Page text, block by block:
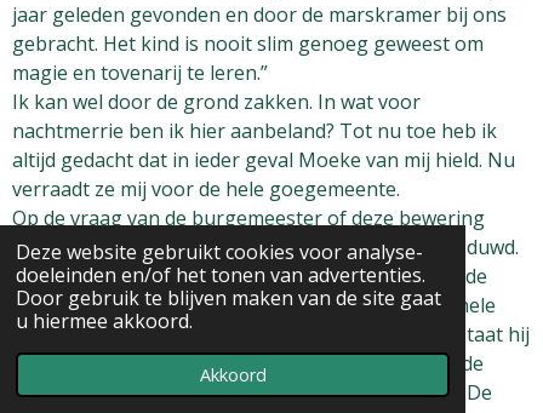
Deze website gebruikt cookies voor analyse-
doeleinden en/of het tonen van advertenties.
Door gebruik te blijven maken van de site gaat
u hiermee akkoord.
Akkoord
jaar geleden gevonden en door de marskramer bij ons
gebracht. Het kind is nooit slim genoeg geweest om
magie en tovenarij te leren.”
Ik kan wel door de grond zakken. In wat voor
nachtmerrie ben ik hier aanbeland? Tot nu toe heb ik
altijd gedacht dat in ieder geval Moeke van mij hield. Nu
verraadt ze mij voor de hele goegemeente.
Op de vraag van de burgemeester of deze bewering
waar is, wordt Krijn de slotenmaker naar voren geduwd.
Hij heeft zich al die tijd in een portiek van een van de
huizen aan het plein verborgen gehouden en de hele
toestand van daaruit stiekem gade geslagen. Nu staat hij
vooraan, met de punten van zijn schoenen tegen de
eerste traptrede en zijn slaapmuts in zijn handen. De